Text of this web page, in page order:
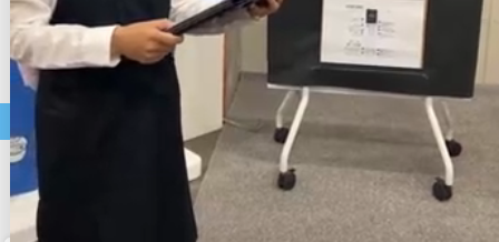
中古デスクトップパソコン
中古スマートフォン
アクセサリー類
中古タブレット
中古モニター・周辺機器
～9,999円
20,000円～29,999円
30,000円～